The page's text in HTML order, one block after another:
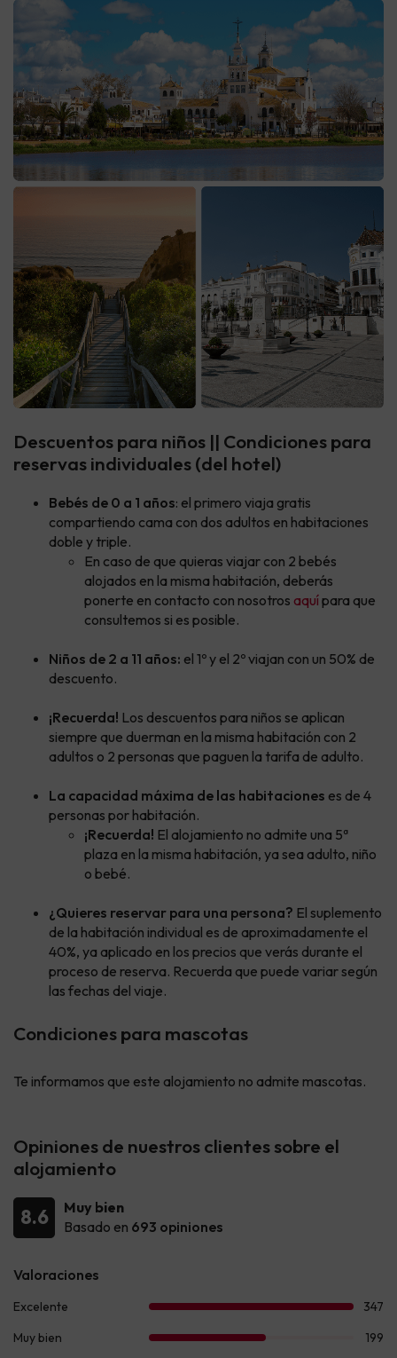
Descuentos para niños || Condiciones para
reservas individuales (del hotel)
Bebés de 0 a 1 años: el primero viaja gratis
compartiendo cama con dos adultos en habitaciones
doble y triple.
En caso de que quieras viajar con 2 bebés
alojados en la misma habitación, deberás
ponerte en contacto con nosotros aquípara que
consultemos si es posible.
Niños de 2 a 11 años: el 1º y el 2º viajan con un 50% de
descuento.
¡Recuerda! Los descuentos para niños se aplican
siempre que duerman en la misma habitación con 2
adultos o 2 personas que paguen la tarifa de adulto.
La capacidad máxima de las habitaciones es de 4
personas por habitación.
¡Recuerda! El alojamiento no admite una 5ª
plaza en la misma habitación, ya sea adulto, niño
o bebé.
¿Quieres reservar para una persona? El suplemento
de la habitación individual es de aproximadamente el
40%, ya aplicado en los precios que verás durante el
proceso de reserva. Recuerda que puede variar según
las fechas del viaje.
Condiciones para mascotas
Te informamos que este alojamiento no admite mascotas.
Opiniones de nuestros clientes sobre el
alojamiento
8.6
Muy bien
Basado en 693 opiniones